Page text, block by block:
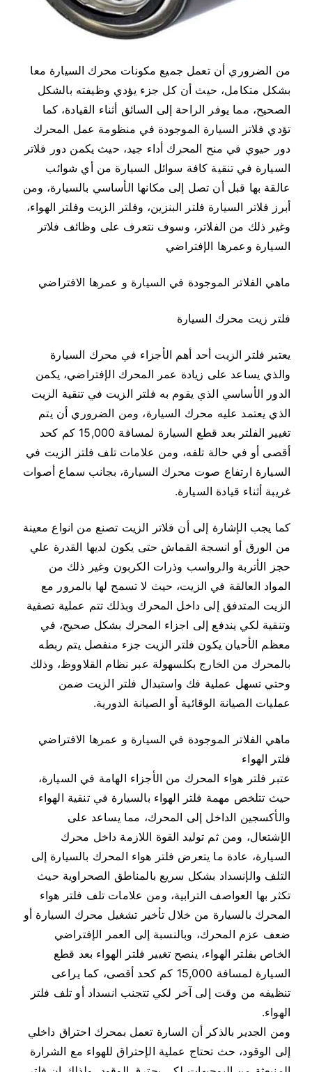
ا
و
د
ة
ي
ا
ا
ة
ع
ر
ه
ا
ا
ل
ت
ر
ض
ي
من الضروري أن تعمل جميع مكونات محرك السيارة معا
بشكل متكامل، حيث أن كل جزء يؤدي وظيفته بالشكل
الصحيح، مما يوفر الراحة إلى السائق أثناء القيادة، كما
تؤدي فلاتر السيارة الموجودة في منظومة عمل المحرك
دور حيوي في منح المحرك أداء جيد، حيث يكمن دور فلاتر
السيارة في تنقية كافة سوائل السيارة من أي شوائب
عالقة بها قبل أن تصل إلى مكانها الأساسي بالسيارة، ومن
أبرز فلاتر السيارة فلتر البنزين، وفلتر الزيت وفلتر الهواء،
وغير ذلك من الفلاتر، وسوف نتعرف على وظائف فلاتر
السيارة وعمرها الإفتراضي
ماهي الفلاتر الموجودة في السيارة و عمرها الافتراضي
فلتر زيت محرك السيارة
يعتبر فلتر الزيت أحد أهم الأجزاء في محرك السيارة
والذي يساعد على زيادة عمر المحرك الإفتراضي، يكمن
الدور الأساسي الذي يقوم به فلتر الزيت في تنقية الزيت
الذي يعتمد عليه محرك السيارة، ومن الضروري أن يتم
تغيير الفلتر بعد قطع السيارة لمسافة 15,000 كم كحد
أقصى أو في حالة تلفه، ومن علامات تلف فلتر الزيت في
السيارة ارتفاع صوت محرك السيارة، بجانب سماع أصوات
غريبة أثناء قيادة السيارة.
كما يجب الإشارة إلى أن فلاتر الزيت تصنع من انواع معينة
من الورق أو انسجة القماش حتى يكون لديها القدرة علي
حجز الأتربة والرواسب وذرات الكربون وغير ذلك من
المواد العالقة في الزيت، حيث لا تسمح لها بالمرور مع
الزيت المتدفق إلى داخل المحرك وبذلك تتم عملية تصفية
وتنقية لكي يندفع إلى اجزاء المحرك بشكل صحيح، في
معظم الأحيان يكون فلتر الزيت جزء منفصل يتم ربطه
بالمحرك من الخارج بكلسهولة عبر نظام القلاووظ، وذلك
وحتي تسهل عملية فك واستبدال فلتر الزيت ضمن
عمليات الصيانة الوقائية أو الصيانة الدورية.
ماهي الفلاتر الموجودة في السيارة و عمرها الافتراضي
فلتر الهواء
عتبر فلتر هواء المحرك من الأجزاء الهامة في السيارة،
حيث تتلخص مهمة فلتر الهواء بالسيارة في تنقية الهواء
والأكسجين الداخل إلى المحرك، مما يساعد على
الإشتعال، ومن ثم توليد القوة اللازمة داخل محرك
السيارة، عادة ما يتعرض فلتر هواء المحرك بالسيارة إلى
التلف والإنسداد بشكل سريع بالمناطق الصحراوية حيث
تكثر بها العواصف الترابية، ومن علامات تلف فلتر هواء
المحرك بالسيارة من خلال تأخير تشغيل محرك السيارة أو
ضعف عزم المحرك، وبالنسبة إلى العمر الإفتراضي
الخاص بفلتر الهواء، ينصح تغيير فلتر الهواء بعد قطع
السيارة لمسافة 15,000 كم كحد أقصى، كما يراعى
تنظيفه من وقت إلى آخر لكي تتجنب انسداد أو تلف فلتر
الهواء.
ومن الجدير بالذكر أن السارة تعمل بمحرك احتراق داخلي
إلى الوقود، حث تحتاج عملية الإحتراق للهواء مع الشرارة